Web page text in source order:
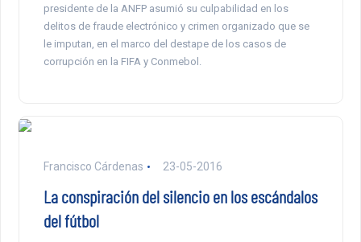
presidente de la ANFP asumió su culpabilidad en los
delitos de fraude electrónico y crimen organizado que se
le imputan, en el marco del destape de los casos de
corrupción en la FIFA y Conmebol.
Francisco Cárdenas 23-05-2016
La conspiración del silencio en los escándalos
del fútbol